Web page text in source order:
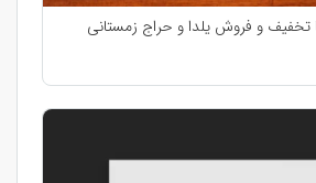
تخفیف و فروش یلدا و حراج زمستانی